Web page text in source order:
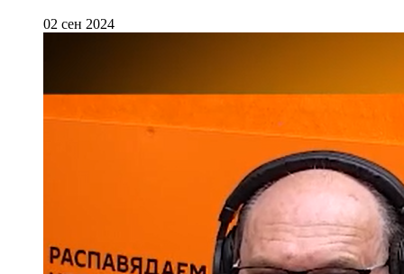
02 сен 2024